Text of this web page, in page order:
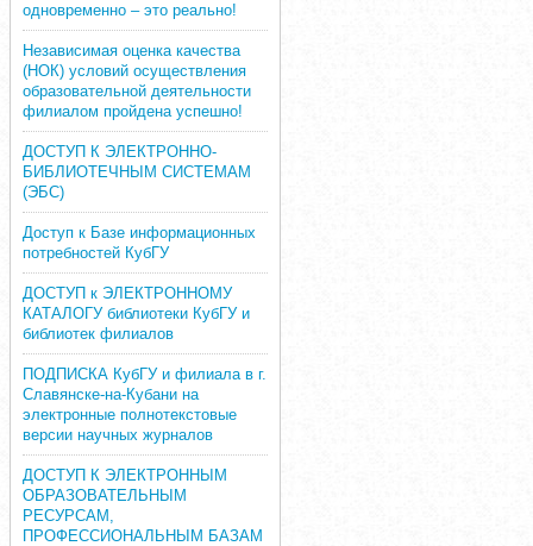
одновременно – это реально!
Независимая оценка качества
(НОК) условий осуществления
образовательной деятельности
филиалом пройдена успешно!
ДОСТУП К ЭЛЕКТРОННО-
БИБЛИОТЕЧНЫМ СИСТЕМАМ
(ЭБС)
Доступ к Базе информационных
потребностей КубГУ
ДОСТУП к ЭЛЕКТРОННОМУ
КАТАЛОГУ библиотеки КубГУ и
библиотек филиалов
ПОДПИСКА КубГУ и филиала в г.
Славянске-на-Кубани на
электронные полнотекстовые
версии научных журналов
ДОСТУП К ЭЛЕКТРОННЫМ
ОБРАЗОВАТЕЛЬНЫМ
РЕСУРСАМ,
ПРОФЕССИОНАЛЬНЫМ БАЗАМ